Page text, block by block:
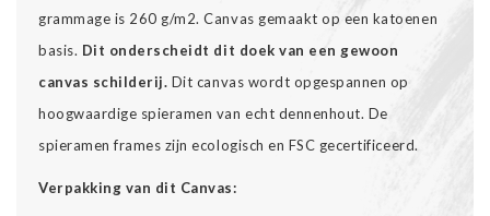
grammage is 260 g/m2. Canvas gemaakt op een katoenen
basis. Dit onderscheidt dit doek van een gewoon
canvas schilderij. Dit canvas wordt opgespannen op
hoogwaardige spieramen van echt dennenhout. De
spieramen frames zijn ecologisch en FSC gecertificeerd.
Verpakking van dit Canvas: